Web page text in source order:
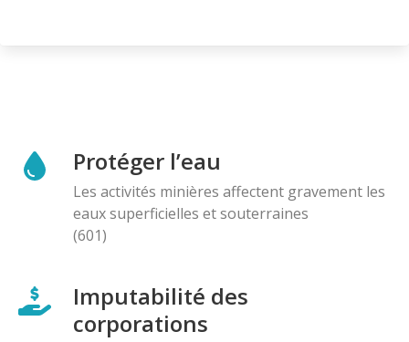
Protéger l’eau
Les activités minières affectent gravement les
eaux superficielles et souterraines
(601)
Imputabilité des
corporations